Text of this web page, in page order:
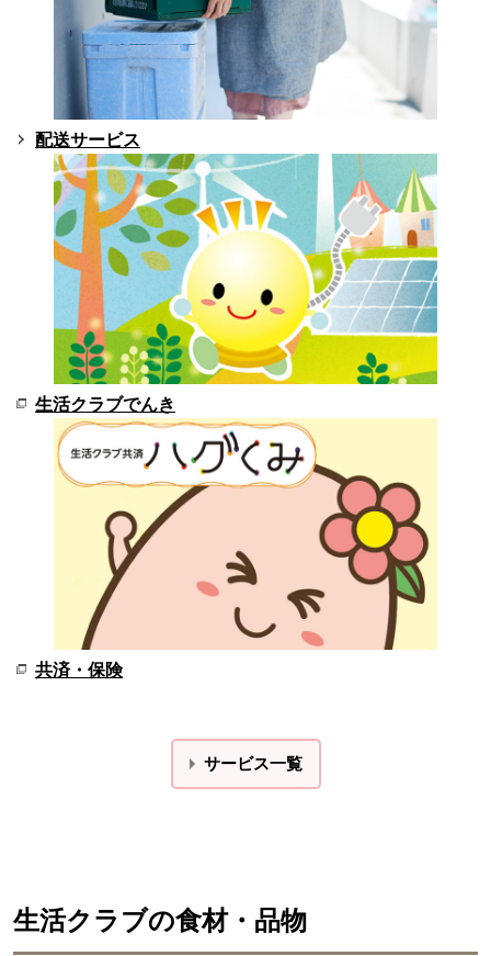
配送サービス
生活クラブでんき
共済・保険
サービス一覧
生活クラブの食材・品物